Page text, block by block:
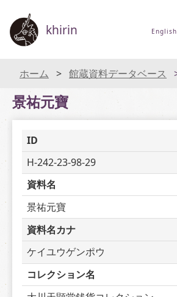
khirin English
ホーム 館蔵資料データベース
景祐元寶
ID
H-242-23-98-29
資料名
景祐元寶
資料名カナ
ケイユウゲンポウ
コレクション名